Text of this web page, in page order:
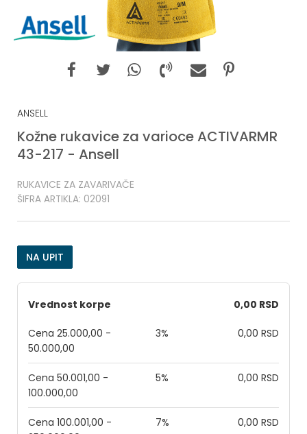
ANSELL
Kožne rukavice za varioce ACTIVARMR
43-217 - Ansell
RUKAVICE ZA ZAVARIVAČE
ŠIFRA ARTIKLA: 02091
NA UPIT
Vrednost korpe 0,00 RSD
Cena 25.000,00 -
50.000,00
3% 0,00 RSD
Cena 50.001,00 -
100.000,00
5% 0,00 RSD
Cena 100.001,00 -
7% 0,00 RSD